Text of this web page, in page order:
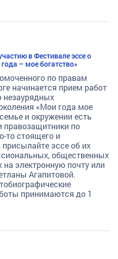
в Фестивале эссе о
– мое богатство»
по правам
начинается прием работ
незаурядных
«Мои года мое
и окружении есть
по
то стоящего и
эссе об их
общественных
на электронную почту или
Агапитовой.
принимаются до 1